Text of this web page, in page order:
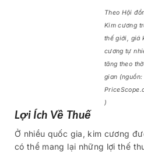
Theo Hội
Kim cương
thế giới, giá
cương tự
tăng theo
gian (nguồn:
)
Lợi Ích Về Thuế
Ở nhiều quốc gia, kim cương
có thể mang lại những lợi thế